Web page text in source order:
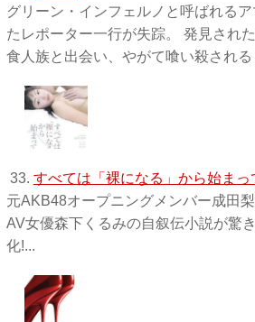
グリーン・インフェルノと呼ばれる
たレポーター一行が失踪。 発見され
食人族と出会い、やがて喰い殺される
33. すべては「裸になる」から始まっ
元AKB48オープニングメンバー成田
AV女優森下くるみの自叙伝小説が驚
化!...